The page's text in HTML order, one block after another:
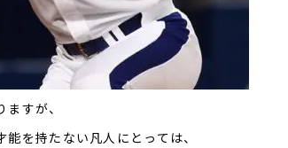
すが、
を持たない凡人にとっては、